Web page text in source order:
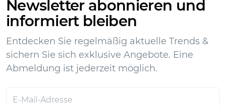
Newsletter abonnieren und
informiert bleiben
Entdecken Sie regelmäßig aktuelle Trends &
sichern Sie sich exklusive Angebote. Eine
Abmeldung ist jederzeit möglich.